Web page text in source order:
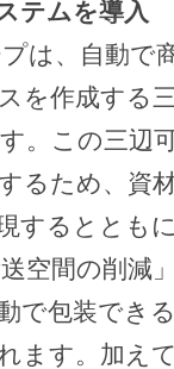
テムを導入
は、自動で
を作成する
。この三辺
るため、資
するととも
空間の削減
で包装でき
ます。加え